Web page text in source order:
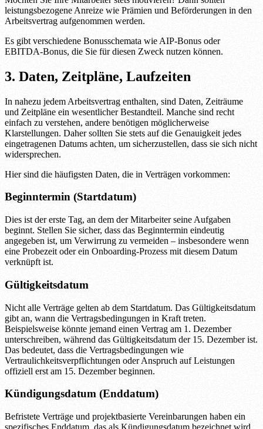
leistungsbezogene Anreize wie Prämien und Beförderungen in den
Arbeitsvertrag aufgenommen werden.
Es gibt verschiedene Bonusschemata wie AIP-Bonus oder
EBITDA-Bonus, die Sie für diesen Zweck nutzen können.
3. Daten, Zeitpläne, Laufzeiten
In nahezu jedem Arbeitsvertrag enthalten, sind Daten, Zeiträume
und Zeitpläne ein wesentlicher Bestandteil. Manche sind recht
einfach zu verstehen, andere benötigen möglicherweise
Klarstellungen. Daher sollten Sie stets auf die Genauigkeit jedes
eingetragenen Datums achten, um sicherzustellen, dass sie sich nicht
widersprechen.
Hier sind die häufigsten Daten, die in Verträgen vorkommen:
Beginntermin (Startdatum)
Dies ist der erste Tag, an dem der Mitarbeiter seine Aufgaben
beginnt. Stellen Sie sicher, dass das Beginntermin eindeutig
angegeben ist, um Verwirrung zu vermeiden – insbesondere wenn
eine Probezeit oder ein Onboarding-Prozess mit diesem Datum
verknüpft ist.
Gültigkeitsdatum
Nicht alle Verträge gelten ab dem Startdatum. Das Gültigkeitsdatum
gibt an, wann die Vertragsbedingungen in Kraft treten.
Beispielsweise könnte jemand einen Vertrag am 1. Dezember
unterschreiben, während das Gültigkeitsdatum der 15. Dezember ist.
Das bedeutet, dass die Vertragsbedingungen wie
Vertraulichkeitsverpflichtungen oder Anspruch auf Leistungen
offiziell erst am 15. Dezember beginnen.
Kündigungsdatum (Enddatum)
Befristete Verträge und projektbasierte Vereinbarungen haben ein
spezifisches Enddatum, das als Kündigungsdatum bezeichnet wird.